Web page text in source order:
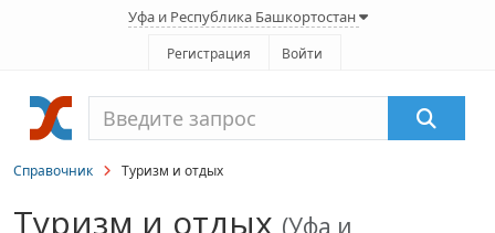
Уфа и Республика Башкортостан
Регистрация Войти
Справочник Туризм и отдых
Туризм и отдых (Уфа и